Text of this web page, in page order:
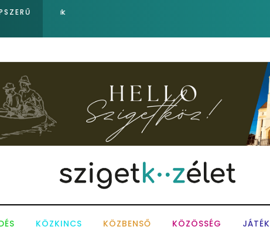
Sose becsüljük alá a víz erejét!
KÖZKINCS KÖZBENSŐ KÖZÖSSÉG JÁTÉK